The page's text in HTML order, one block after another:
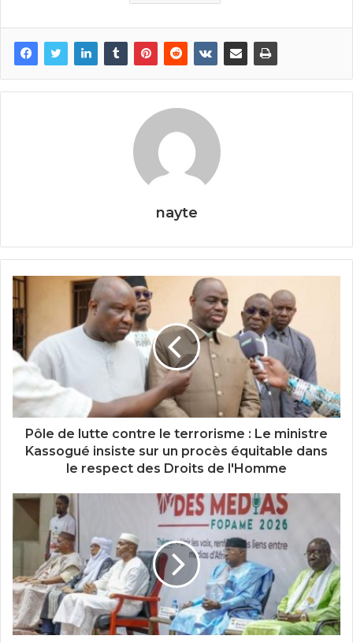
k
nayte
Pôle de lutte contre le terrorisme : Le ministre
Kassogué insiste sur un procès équitable dans
le respect des Droits de l'Homme